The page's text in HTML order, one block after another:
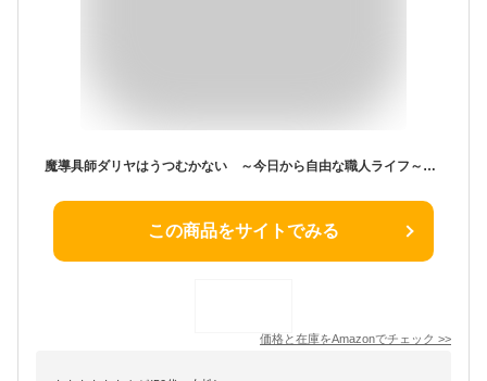
魔導具師ダリヤはうつむかない ～今日から自由な職人ライフ～ 1 (MFブックス)
この商品をサイトでみる
価格と在庫をAmazonでチェック >>